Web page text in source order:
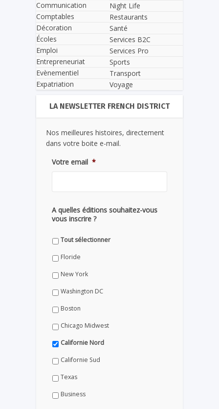
Communication
Comptables
Décoration
Écoles
Emploi
Entrepreneuriat
Evènementiel
Expatriation
Night Life
Restaurants
Santé
Services B2C
Services Pro
Sports
Transport
Voyage
LA NEWSLETTER FRENCH DISTRICT
Nos meilleures histoires, directement
dans votre boite e-mail.
Votre email *
A quelles éditions souhaitez-vous
vous inscrire ?
Tout sélectionner
Floride
New York
Washington DC
Boston
Chicago Midwest
Californie Nord
Californie Sud
Texas
Business